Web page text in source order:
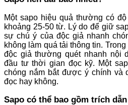
Một sapo hiệu quả thường có
khoảng 25-50 từ. Lý do để giữ
sự chú ý của độc giả nhanh
không làm quá tải thông tin.
độc giả thường quét nhanh nội
đầu tư thời gian đọc kỹ. Một
chóng nắm bắt được ý chính và
đọc hay không.
Sapo có thể bao gồm trích